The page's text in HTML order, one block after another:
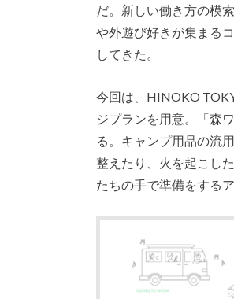
だ。新しい働き方の模
や外遊び好きが集まる
してきた。
今回は、HINOKO
ジプランを用意。「森
る。キャンプ用品の流
整えたり、火を起こし
たちの手で準備をする